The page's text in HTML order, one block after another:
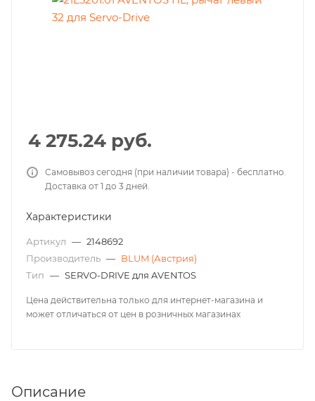
4 275.24 руб.
Самовывоз сегодня (при наличии товара) - бесплатно.
Доставка от 1 до 3 дней.
Характеристики
Артикул — 2148692
Производитель — BLUM (Австрия)
Тип — SERVO-DRIVE для AVENTOS
Цена действительна только для интернет-магазина и
может отличаться от цен в розничных магазинах
Описание